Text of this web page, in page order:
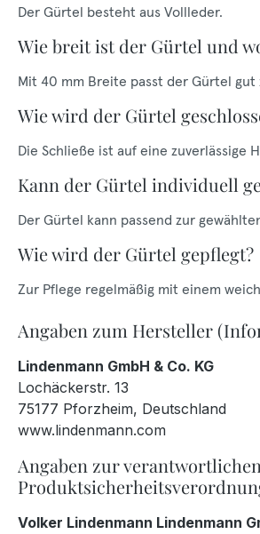
Der Gürtel besteht aus Vollleder.
Wie breit ist der Gürtel und
Mit 40 mm Breite passt der Gürtel
Wie wird der Gürtel
Die Schließe ist auf eine zuverlässige
Kann der Gürtel individuell
Der Gürtel kann passend zur
Wie wird der Gürtel gepflegt?
Zur Pflege regelmäßig mit einem
Angaben zum Hersteller
Lindenmann GmbH & Co. KG
Lochäckerstr. 13
75177 Pforzheim, Deutschland
www.lindenmann.com
Angaben zur
Volker Lindenmann Lindenmann